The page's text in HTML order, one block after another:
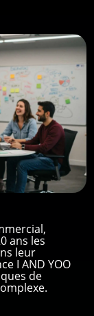
ans les
leur
I AND YOO
de